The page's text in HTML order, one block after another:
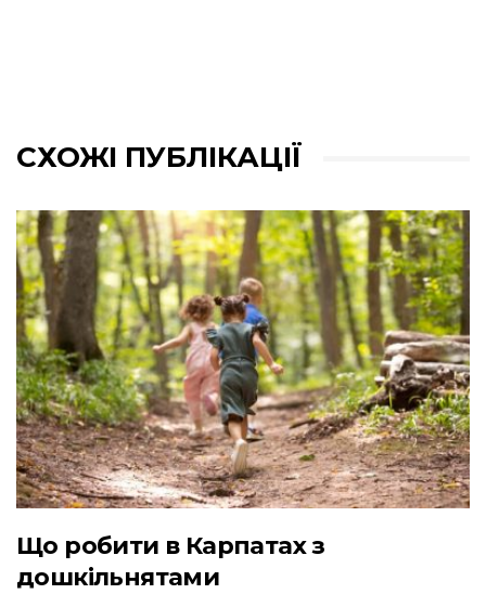
СХОЖІ ПУБЛІКАЦІЇ
Що робити в Карпатах з
дошкільнятами